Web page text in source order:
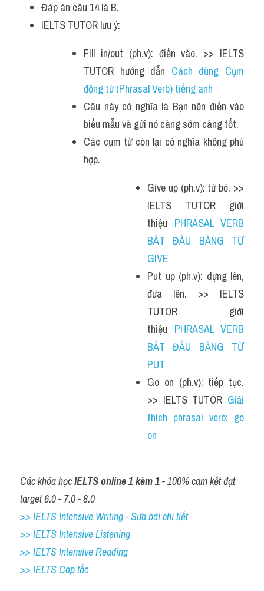
Đáp án câu 14 là B.
IELTS TUTOR lưu ý:
Fill in/out (ph.v): điền vào. >> IELTS
TUTOR hướng dẫn Cách dùng Cụm
động từ (Phrasal Verb) tiếng anh
Câu này có nghĩa là Bạn nên điền vào
biểu mẫu và gửi nó càng sớm càng tốt.
Các cụm từ còn lại có nghĩa không phù
hợp.
Give up (ph.v): từ bỏ. >>
IELTS TUTOR giới
thiệu PHRASAL VERB
BẮT ĐẦU BẰNG TỪ
GIVE
Put up (ph.v): dựng lên,
đưa lên. >> IELTS
TUTOR giới
thiệu PHRASAL VERB
BẮT ĐẦU BẰNG TỪ
PUT
Go on (ph.v): tiếp tục.
>> IELTS TUTOR Giải
thích phrasal verb: go
on
Các khóa học IELTS online 1 kèm 1 - 100% cam kết đạt
target 6.0 - 7.0 - 8.0
>> IELTS Intensive Writing - Sửa bài chi tiết
>> IELTS Intensive Listening
>> IELTS Intensive Reading
>> IELTS Cap tốc